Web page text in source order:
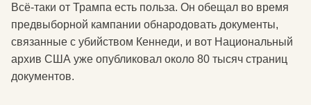
Всё-таки от Трампа есть польза. Он обещал во время
предвыборной кампании обнародовать документы,
связанные с убийством Кеннеди, и вот Национальный
архив США уже опубликовал около 80 тысяч страниц
документов.